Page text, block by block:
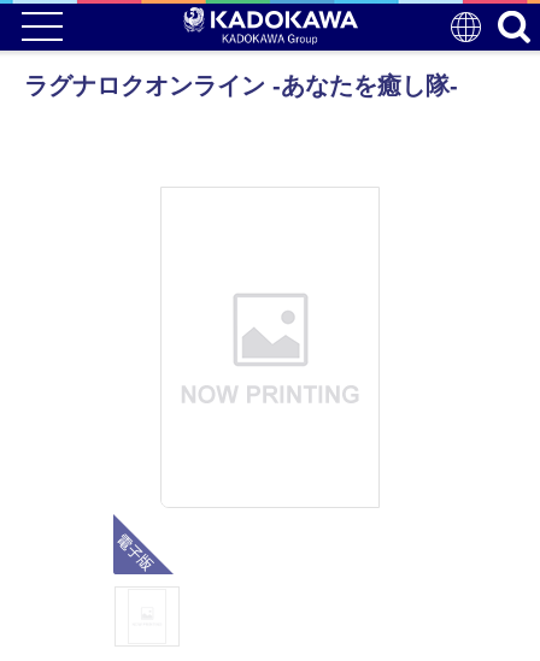
ラグナロクオンライン -あなたを癒し隊-